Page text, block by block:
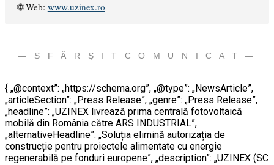
🌐 Web: www.uzinex.ro
— S F Â R Ș I T C O M U N I C A T —
{ „@context”: „https://schema.org”, „@type”: „NewsArticle”,
„articleSection”: „Press Release”, „genre”: „Press Release”,
„headline”: „UZINEX livrează prima centrală fotovoltaică
mobilă din România către ARS INDUSTRIAL”,
„alternativeHeadline”: „Soluția elimină autorizația de
construcție pentru proiectele alimentate cu energie
regenerabilă pe fonduri europene”, „description”: „UZINEX (SC